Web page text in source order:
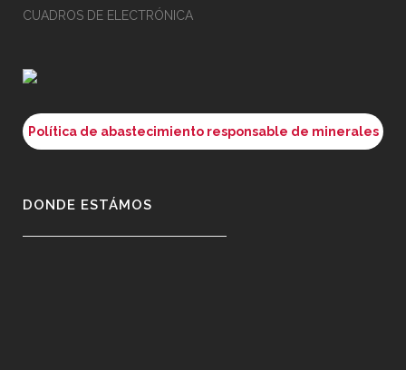
CUADROS DE ELECTRÓNICA
Política de abastecimiento responsable de minerales
DONDE ESTÁMOS